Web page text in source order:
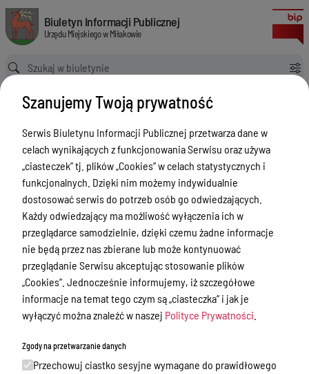
Lista kategorii
Biuletyn Informacji Publicznej Urzędu Miejskiego w Miłakowie
Biuletyn Informacji Publicznej
Urzędu Miejskiego w Miłakowie
Ścieżka powrotu
Strona główna Kategorie
Lista kategorii
Menu Przedmiotowe
Urząd Miejski w Miłakowie
Gmina Miłakowo
Majątek i finanse
Zamówienia publiczne
Urząd Stanu Cywilnego
Ewidencja ludności, dowody osobiste,
działalność gospodarcza
Ogłoszenia
Szanujemy Twoją prywatność
Serwis Biuletynu Informacji Publicznej przetwarza dane w
celach wynikających z funkcjonowania Serwisu oraz używa
„ciasteczek” tj. plików „Cookies” w celach statystycznych i
funkcjonalnych. Dzięki nim możemy indywidualnie
dostosować serwis do potrzeb osób go odwiedzających.
Każdy odwiedzający ma możliwość wyłączenia ich w
przeglądarce samodzielnie, dzięki czemu żadne informacje
nie będą przez nas zbierane lub może kontynuować
przeglądanie Serwisu akceptując stosowanie plików
„Cookies”. Jednocześnie informujemy, iż szczegółowe
informacje na temat tego czym są „ciasteczka” i jak je
wyłączyć można znaleźć w naszej Polityce Prywatności
Zgody na przetwarzanie danych
Przechowuj ciastko sesyjne wymagane do prawidłowego